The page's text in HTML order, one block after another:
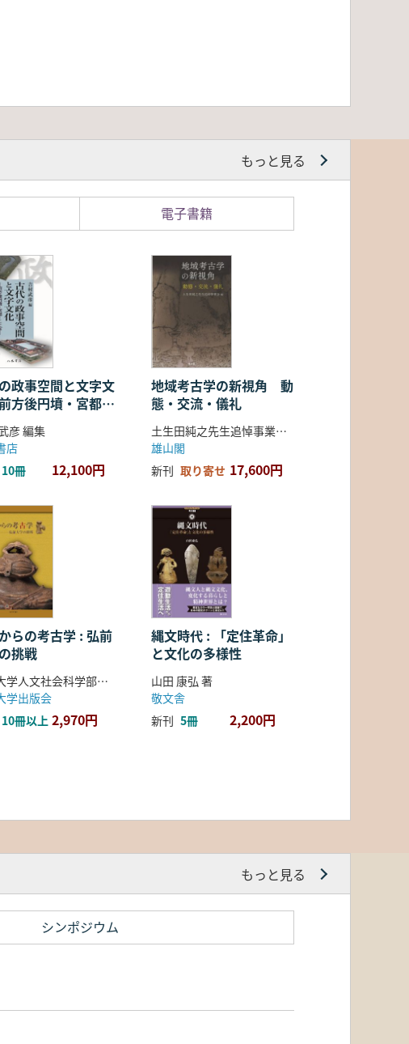
もっと見る
電子書籍
政事空間と文字文
方後円墳・宮都・
彦 編集
店
10冊 12,100円
地域考古学の新視角 動
態・交流・儀礼
土生田純之先生追悼事業会 編
雄山閣
新刊 取り寄せ 17,600円
らの考古学 : 弘前
挑戦
弘前大学人文社会科学部北日本考古学研究センター 編
学出版会
10冊以上 2,970円
縄文時代 : 「定住革命」
と文化の多様性
山田 康弘 著
敬文舎
新刊 5冊 2,200円
もっと見る
シンポジウム